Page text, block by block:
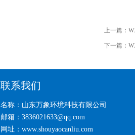
上一篇：
下一篇：
联系我们
名称：山东万象环境科技有限公司
邮箱：3836021633@qq.com
网址：www.shouyaocanliu.com